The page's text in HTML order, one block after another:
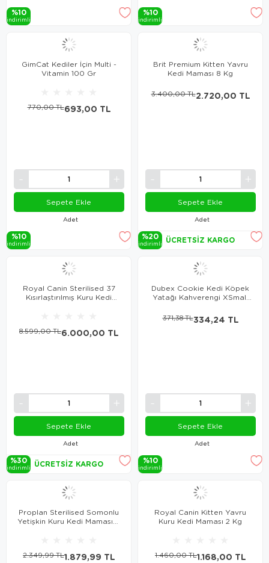
%10
i̇ndi̇ri̇mli̇
%10
i̇ndi̇ri̇mli̇
GimCat Kediler İçin Multi -
Vitamin 100 Gr
Adet
693,00 TL
770,00 TL
Sepete Ekle
%10
i̇ndi̇ri̇mli̇
Brit Premium Kitten Yavru
Kedi Maması 8 Kg
Adet
2.720,00 TL
3.400,00 TL
Sepete Ekle
%20
i̇ndi̇ri̇mli̇ ÜCRETSIZ KARGO
Royal Canin Sterilised 37
Kısırlaştırılmış Kuru Kedi
Adet
6.000,00 TL
8.599,00 TL
Sepete Ekle
%30
i̇ndi̇ri̇mli̇ ÜCRETSIZ KARGO
Dubex Cookie Kedi Köpek
Yatağı Kahverengi XSmall
Adet
334,24 TL
371,38 TL
Sepete Ekle
%10
i̇ndi̇ri̇mli̇
Proplan Sterilised Somonlu
Yetişkin Kuru Kedi Maması 3
1.879,99 TL
2.349,99 TL
Royal Canin Kitten Yavru
Kuru Kedi Maması 2 Kg
1.168,00 TL
1.460,00 TL